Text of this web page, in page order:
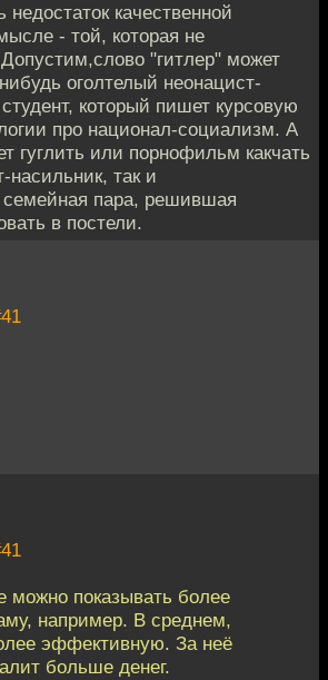
качественной
- той, которая не
"гитлер" может
нибудь оголтелый неонацист-
который пишет курсовую
про национал-социализм. А
гуглить или порнофильм какчать
насильник, так и
семейная пара, решившая
в постели.
можно показывать более
например. В среднем,
эффективную. За неё
больше денег.